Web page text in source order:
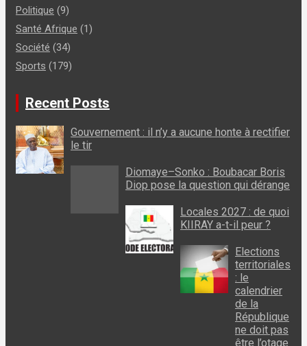
Politique (9)
Santé Afrique (1)
Société (34)
Sports (179)
Recent Posts
Gouvernement : il n’y a aucune honte à rectifier
le tir
Diomaye–Sonko : Boubacar Boris
Diop pose la question qui dérange
Locales 2027 : de quoi
KIIRAY a-t-il peur ?
Elections
territoriales
: le
calendrier
de la
République
ne doit pas
être l’otage